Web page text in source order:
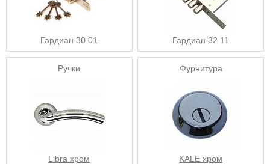
Гардиан 30.01 Гардиан 32.11
Ручки
Libra хром
Фурнитура
KALE хром